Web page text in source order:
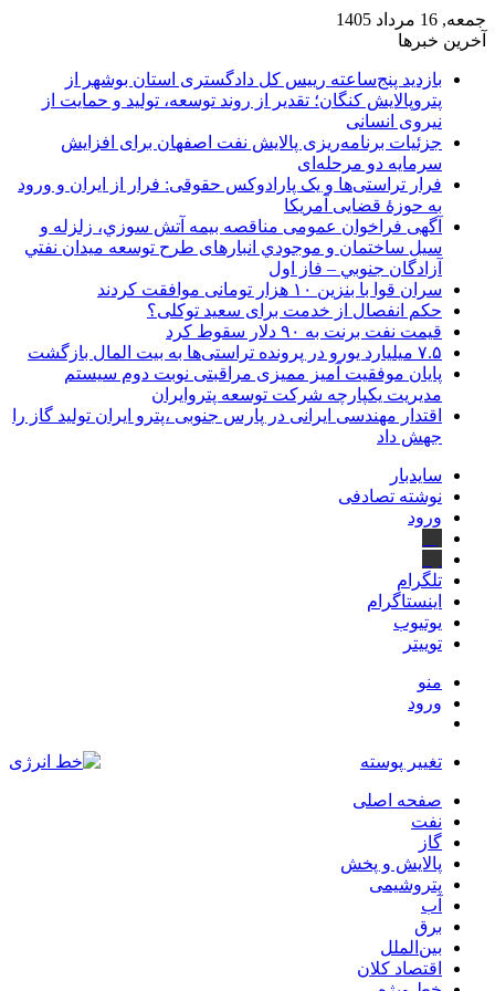
1405
خبرها
بازدید پنج‌ساعته رییس کل دادگستری استان بوشهر از
پتروپالایش کنگان؛ تقدیر از روند توسعه، تولید و حمایت از
نیروی انسانی
جزئیات برنامه‌ریزی پالایش نفت اصفهان برای افزایش
سرمایه دو مرحله‌ای
فرار تراستی‌ها و یک پارادوکس حقوقی: فرار از ایران و ورود
به حوزۀ قضایی آمریکا
آگهی فراخوان عمومی مناقصه بيمه آتش سوزي، زلزله و
سیل ساختمان و موجودي انبارهای طرح توسعه ميدان نفتي
آزادگان جنوبي – فاز اول
سران قوا با بنزین ۱۰ هزار تومانی موافقت کردند
حکم انفصال از خدمت برای سعید توکلی؟
قیمت نفت برنت به ۹۰ دلار سقوط کرد
پایان موفقیت آمیز ممیزی مراقبتی نوبت دوم سیستم
مدیریت یکپارچه شرکت توسعه پتروایران
اقتدار مهندسی ایرانی در پارس جنوبی ،پترو ایران تولید گاز را
جهش داد
سایدبار
نوشته تصادفی
ورود
تلگرام
اینستاگرام
یوتیوب
توییتر
ورود
تغییر پوسته
صفحه اصلی
نفت
پالایش و پخش
پتروشیمی
برق
بین‌الملل
اقتصاد کلان